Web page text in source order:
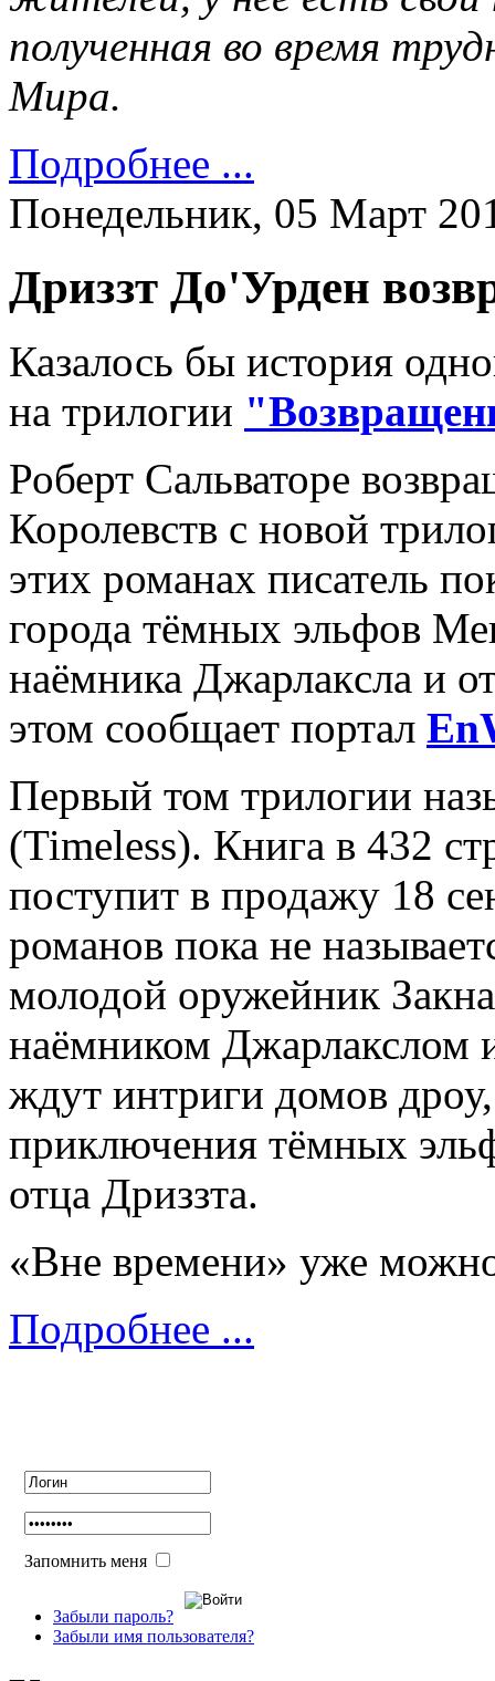
полученная во время
Мира.
Подробнее ...
Понедельник, 05 Март
Дриззт До'Урден
Казалось бы история
на трилогии
Роберт Сальваторе
Королевств с новой
этих романах писатель
города тёмных эльфов
наёмника Джарлакcла и
этом сообщает портал
Первый том трилогии
(Timeless). Книга в 432
поступит в продажу 18
романов пока не
молодой оружейник
наёмником Джарлакслом
ждут интриги домов дроу,
приключения тёмных
отца Дриззта.
«Вне времени» уже
Подробнее ...
Запомнить меня
Забыли пароль?
Забыли имя пользователя?